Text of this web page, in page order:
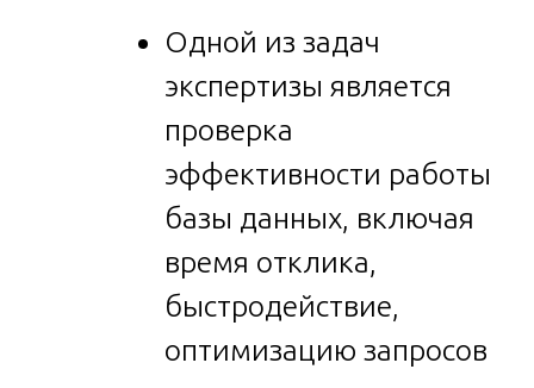
Одной из задач
экспертизы является
проверка
эффективности работы
базы данных, включая
время отклика,
быстродействие,
оптимизацию запросов